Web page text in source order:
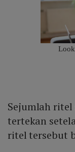
Sejumlah
tertekan
ritel tersebut